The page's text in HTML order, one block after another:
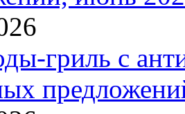
гриль с